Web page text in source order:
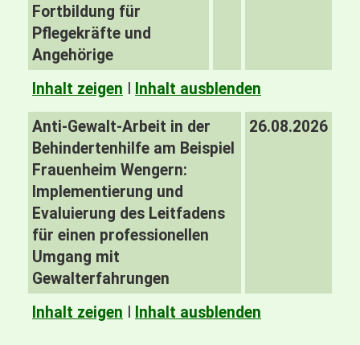
Fortbildung für
Pflegekräfte und
Angehörige
Inhalt zeigen Inhalt ausblenden
Anti-Gewalt-Arbeit in der
Behindertenhilfe am Beispiel
Frauenheim Wengern:
Implementierung und
Evaluierung des Leitfadens
für einen professionellen
Umgang mit
Gewalterfahrungen
26.08.2026
Inhalt zeigen Inhalt ausblenden